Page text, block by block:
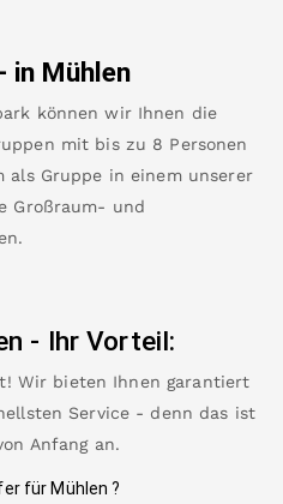
in Mühlen
können wir Ihnen die
mit bis zu 8 Personen
als Gruppe in einem unserer
Großraum- und
.
- Ihr Vorteil:
Wir bieten Ihnen garantiert
Service - denn das ist
Anfang an.
für Mühlen ?